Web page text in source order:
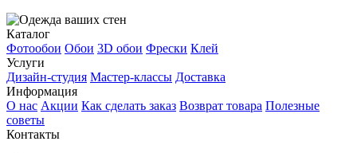
Каталог
Фотообои Обои 3D обои Фрески Клей
Услуги
Дизайн-студия Мастер-классы Доставка
Информация
О нас Акции Как сделать заказ Возврат товара Полезные
советы
Контакты